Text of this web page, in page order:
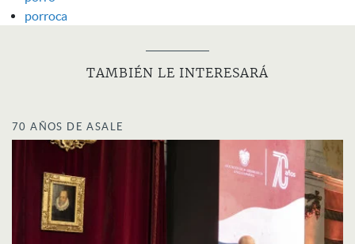
porroca
TAMBIÉN LE INTERESARÁ
70 AÑOS DE ASALE